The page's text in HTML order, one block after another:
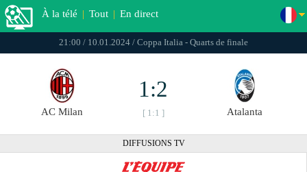
À la télé | Tout | En direct
21:00 / 10.01.2024 / Coppa Italia - Quarts de finale
AC Milan
1:2
[ 1:1 ] Atalanta
DIFFUSIONS TV